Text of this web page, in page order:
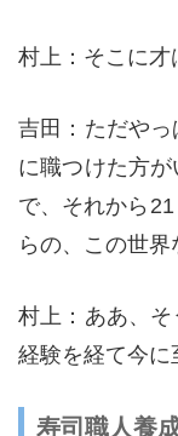
村上：そこに才
吉田：ただや
に職つけた方が
で、それから
らの、この世界
村上：ああ、
経験を経て今に
寿司職人養